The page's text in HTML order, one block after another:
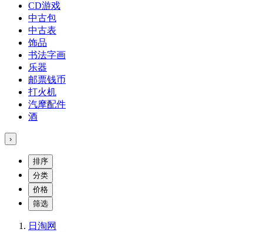
CD游戏
中古包
中古表
饰品
书法字画
乐器
邮票钱币
打火机
汽摩配件
酒
›
排序
分类
价格
筛选
日淘网